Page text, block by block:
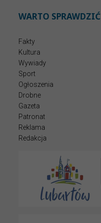
WARTO SPRAWDZIĆ
Fakty
Kultura
Wywiady
Sport
Ogłoszenia
Drobne
Gazeta
Patronat
Reklama
Redakcja